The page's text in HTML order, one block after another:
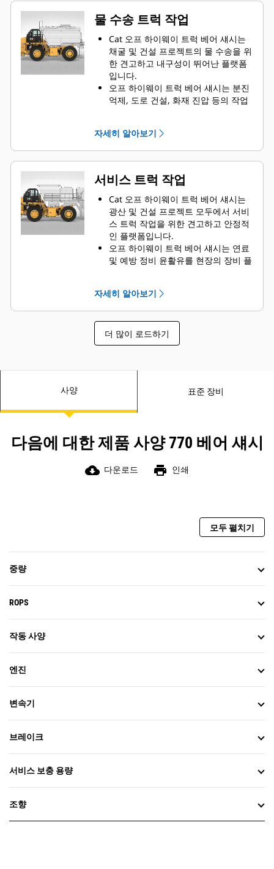
물 수송 트럭 작업
Cat 오프 하이웨이 트럭 베어 섀시는
채굴 및 건설 프로젝트의 물 수송을 위
한 견고하고 내구성이 뛰어난 플랫폼
입니다.
오프 하이웨이 트럭 베어 섀시는 분진
억제, 도로 건설, 화재 진압 등의 작업
을 통해 물 수송 트럭용 베어 섀시 장
비를 공급하며, 귀사에 최적의 솔루션
을 제공하기 위해 모든 과정은 현지
Cat 지점을 거칩니다.
자세히 알아보기
서비스 트럭 작업
Cat 오프 하이웨이 트럭 베어 섀시는
광산 및 건설 프로젝트 모두에서 서비
스 트럭 작업을 위한 견고하고 안정적
인 플랫폼입니다.
오프 하이웨이 트럭 베어 섀시는 연료
및 예방 정비 윤활유를 현장의 장비 플
Caterpillar는 전 세계 OEM과의 협력
을 통해 적절한 서비스 트럭 작업용 베
어 섀시 장비를 공급하며, 귀사에 최적
의 솔루션을 제공하기 위해 모든 과정
은 현지 Cat 지점을 거칩니다.
자세히 알아보기
더 많이 로드하기
사양 표준 장비
다음에 대한 제품 사양 770 베어 섀시
cloud_download 다운로드 print 인쇄
모두 펼치기
중량
ROPS
작동 사양
엔진
변속기
브레이크
서비스 보충 용량
조향